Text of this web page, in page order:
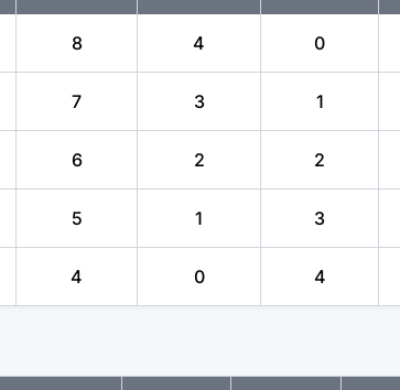
8 4 0
7 3 1
6 2 2
5 1 3
4 0 4